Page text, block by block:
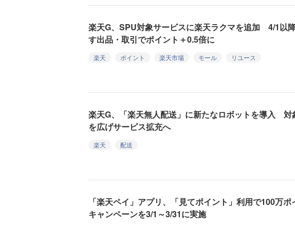
楽天G、SPU対象サービスに楽天ラクマを追加 4/1以
す出品・取引でポイント＋0.5倍に
楽天 ポイント 楽天市場 モール
リユース
楽天G、「楽天無人配送」に新たなロボットを導入 対
を広げサービス拡充へ
楽天
配送
「楽天ペイ」アプリ、「見てポイント」利用で100万
キャンペーンを3/1～3/31に実施